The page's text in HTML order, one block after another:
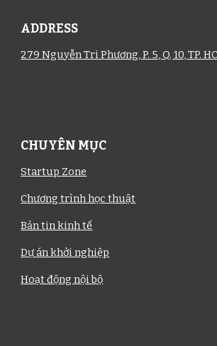
ADDRESS
279 Nguyễn Tri Phương, P. 5, Q. 10, TP.
CHUYÊN MỤC
Startup Zone
Chương trình học thuật
Bản tin kinh tế
Dự án khởi nghiệp
Hoạt động nội bộ